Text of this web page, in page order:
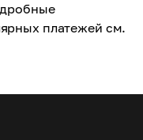
платежей см.